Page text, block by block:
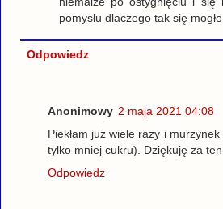
pomysłu dlaczego tak się
Odpowiedz
Anonimowy 2 maja 2021 04:08
Piekłam już wiele razy i
tylko mniej cukru). Dziękuję za
Odpowiedz